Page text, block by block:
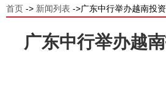
首页 -> 新闻列表 ->广东中行举办越南投
广东中行举办越